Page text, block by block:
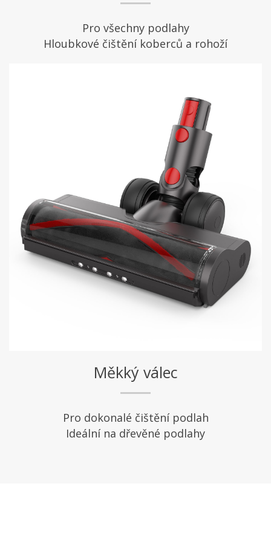
Pro všechny podlahy
Hloubkové čištění koberců a rohoží
Měkký válec
Pro dokonalé čištění podlah
Ideální na dřevěné podlahy